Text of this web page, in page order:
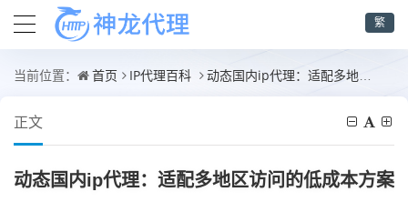
繁
当前位置： 首页 IP代理百科 动态国内ip代理：适配多地区访问的低成本方案
正文
动态国内ip代理：适配多地区访问的低成本方案